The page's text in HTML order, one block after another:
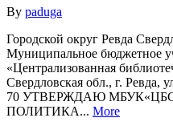
By paduga
Городской округ Ревда
Муниципальное бюджетное
«Централизованная
Свердловская обл., г. Ревда,
70 УТВЕРЖДАЮ МБУК«ЦБС» '
ПОЛИТИКА... More